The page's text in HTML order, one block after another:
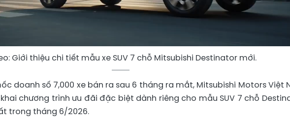
Giới thiệu chi tiết mẫu xe SUV 7 chỗ Mitsubishi Destinator mới.
doanh số 7,000 xe bán ra sau 6 tháng ra mắt, Mitsubishi Motors Việt
chương trình ưu đãi đặc biệt dành riêng cho mẫu SUV 7 chỗ
trong tháng 6/2026.